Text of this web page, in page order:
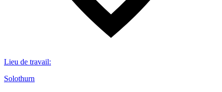
Lieu de travail:
Solothurn